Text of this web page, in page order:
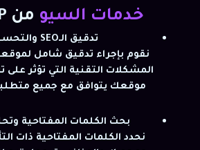
خدمات السيو من LEADUP
تدقيق الـSEO والتحسين الفني
نقوم بإجراء تدقيق شامل
المشكلات التقنية التي تؤثر
موقعك يتوافق مع جميع
بحث الكلمات المفتاحية
نحدد الكلمات المفتاحية ذات